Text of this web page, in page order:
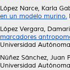
López Narce, Karla
en un modelo murino.
López Vergara,
marcadores
Universidad
Núñez Sánchez, Juan
Universidad